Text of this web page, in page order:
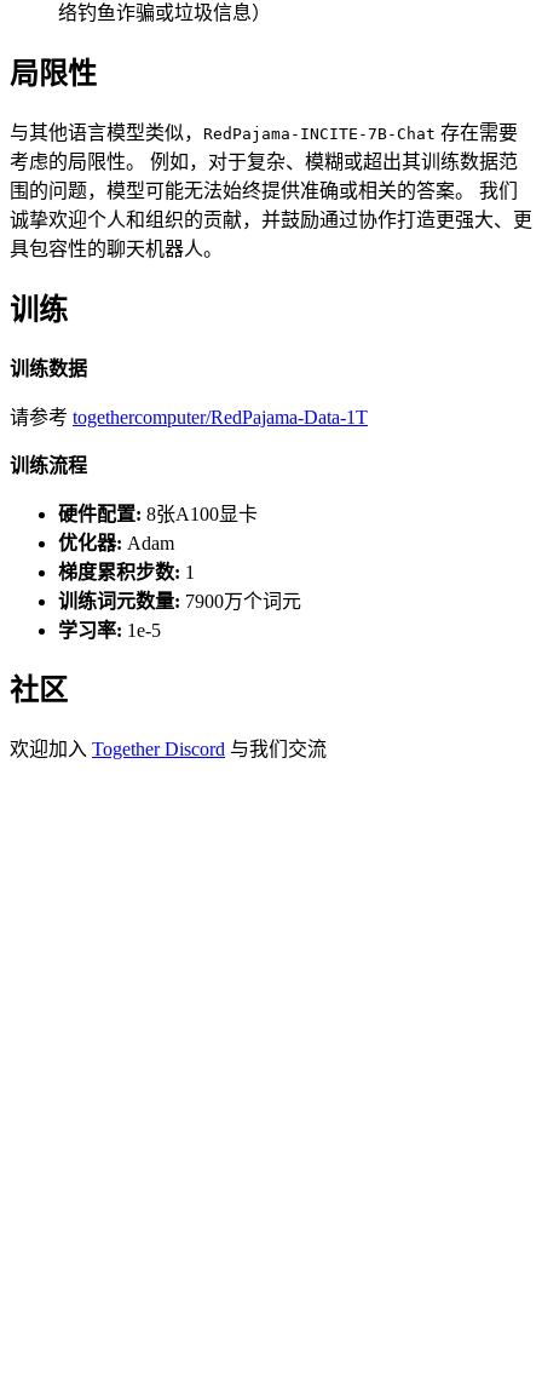
络钓鱼诈骗或垃圾信息）
局限性
与其他语言模型类似， RedPajama-INCITE-7B-Chat 存在需要
考虑的局限性。 例如，对于复杂、模糊或超出其训练数据范
围的问题，模型可能无法始终提供准确或相关的答案。 我们
诚挚欢迎个人和组织的贡献，并鼓励通过协作打造更强大、更
具包容性的聊天机器人。
训练
训练数据
请参考 togethercomputer/RedPajama-Data-1T
训练流程
硬件配置: 8张A100显卡
优化器: Adam
梯度累积步数: 1
训练词元数量: 7900万个词元
学习率: 1e-5
社区
欢迎加入 Together Discord 与我们交流